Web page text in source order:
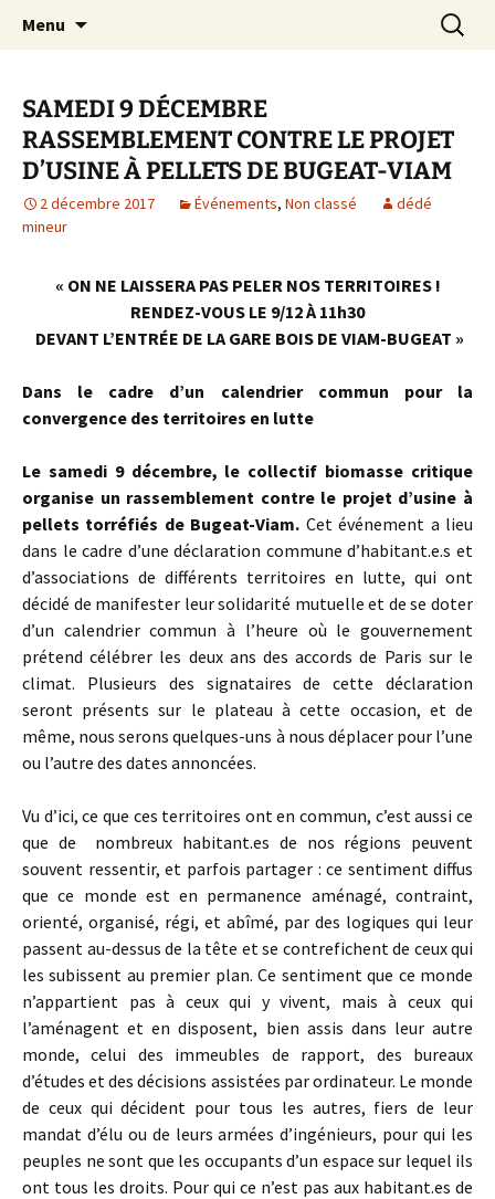
Le site du Collectif Stop Mines
23
Menu
SAMEDI 9 DÉCEMBRE
RASSEMBLEMENT CONTRE LE PROJET
D’USINE À PELLETS DE BUGEAT-VIAM
2 décembre 2017 Événements, Non classé
dédé
mineur
« ON NE LAISSERA PAS PELER NOS TERRITOIRES !
RENDEZ-VOUS LE 9/12 À 11h30
DEVANT L’ENTRÉE DE LA GARE BOIS DE VIAM-BUGEAT »
Dans le cadre d’un calendrier commun pour la
convergence des territoires en lutte
Le samedi 9 décembre, le collectif biomasse critique
organise un rassemblement contre le projet d’usine à
pellets torréfiés de Bugeat-Viam. Cet événement a lieu
dans le cadre d’une déclaration commune d’habitant.e.s et
d’associations de différents territoires en lutte, qui ont
décidé de manifester leur solidarité mutuelle et de se doter
d’un calendrier commun à l’heure où le gouvernement
prétend célébrer les deux ans des accords de Paris sur le
climat. Plusieurs des signataires de cette déclaration
seront présents sur le plateau à cette occasion, et de
même, nous serons quelques-uns à nous déplacer pour l’une
ou l’autre des dates annoncées.
Vu d’ici, ce que ces territoires ont en commun, c’est aussi ce
que de nombreux habitant.es de nos régions peuvent
souvent ressentir, et parfois partager : ce sentiment diffus
que ce monde est en permanence aménagé, contraint,
orienté, organisé, régi, et abîmé, par des logiques qui leur
passent au-dessus de la tête et se contrefichent de ceux qui
les subissent au premier plan. Ce sentiment que ce monde
n’appartient pas à ceux qui y vivent, mais à ceux qui
l’aménagent et en disposent, bien assis dans leur autre
monde, celui des immeubles de rapport, des bureaux
d’études et des décisions assistées par ordinateur. Le monde
de ceux qui décident pour tous les autres, fiers de leur
mandat d’élu ou de leurs armées d’ingénieurs, pour qui les
peuples ne sont que les occupants d’un espace sur lequel ils
ont tous les droits. Pour qui ce n’est pas aux habitant.es de